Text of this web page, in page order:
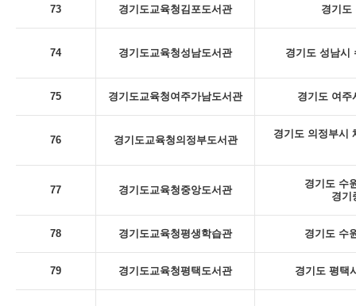
73 경기도교육청김포도서관 경기도
74 경기도교육청성남도서관 경기도 성남시
75 경기도교육청여주가남도서관 경기도 여주
76 경기도교육청의정부도서관
경기도 의정부시
77 경기도교육청중앙도서관
경기도 수
경기
78 경기도교육청평생학습관 경기도 수
79 경기도교육청평택도서관 경기도 평택